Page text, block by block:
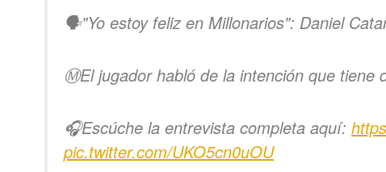
🗣️"Yo estoy feliz en Millonarios": Daniel
Ⓜ️El jugador habló de la intención que tiene
🎧Escúche la entrevista completa aquí:
pic.twitter.com/UKO5cn0uOU